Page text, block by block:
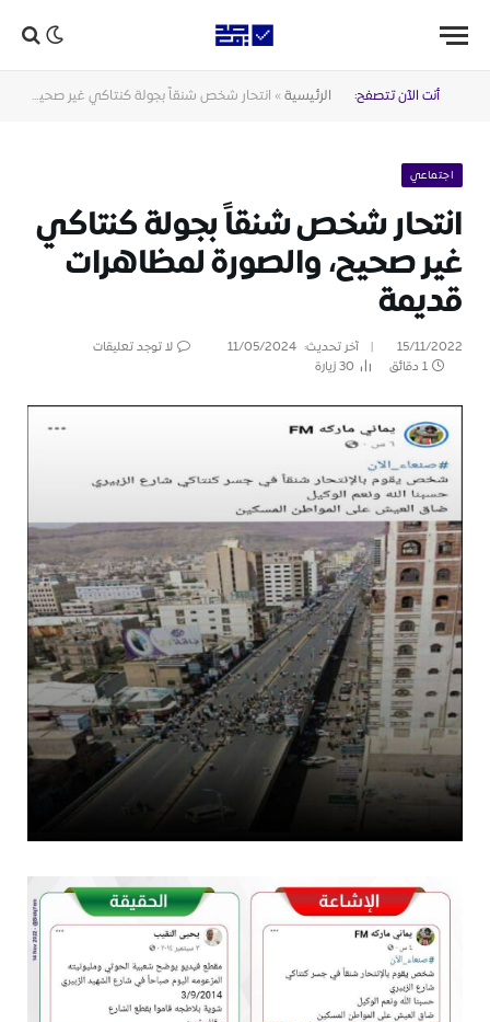
أنت الآن تتصفح: الرئيسية » انتحار شخص شنقاً بجولة كنتاكي غير صحيح، والصورة لمظاهرات قديمة
اجتماعي
انتحار شخص شنقاً بجولة كنتاكي
غير صحيح، والصورة لمظاهرات
قديمة
15/11/2022 آخر تحديث: 11/05/2024
لا توجد تعليقات
1 دقائق
30زيارة